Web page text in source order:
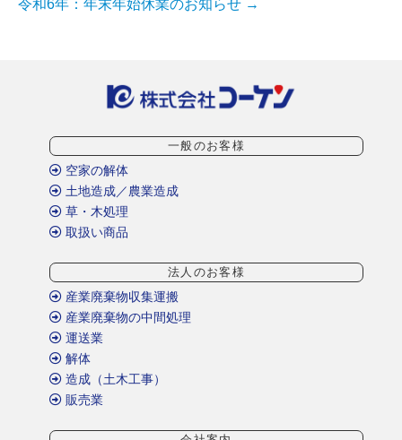
令和6年：年末年始休業のお知らせ →
一般のお客様
空家の解体
土地造成／農業造成
草・木処理
取扱い商品
法人のお客様
産業廃棄物収集運搬
産業廃棄物の中間処理
運送業
解体
造成（土木工事）
販売業